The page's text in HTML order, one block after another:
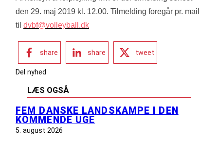
den 29. maj 2019 kl. 12.00. Tilmelding foregår pr. mail
til dvbf@volleyball.dk
share share tweet
Del nyhed
LÆS OGSÅ
FEM DANSKE LANDSKAMPE I DEN
KOMMENDE UGE
5. august 2026